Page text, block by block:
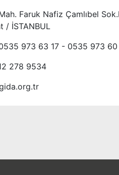
Faruk Nafiz Çamlıbel
/ İSTANBUL
973 63 17 - 0535 973
278 9534